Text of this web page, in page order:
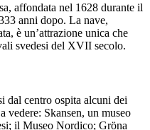
affondata nel 1628 durante il
anni dopo. La nave,
è un’attrazione unica che
svedesi del XVII secolo.
dal centro ospita alcuni dei
vedere: Skansen, un museo
il Museo Nordico; Gröna